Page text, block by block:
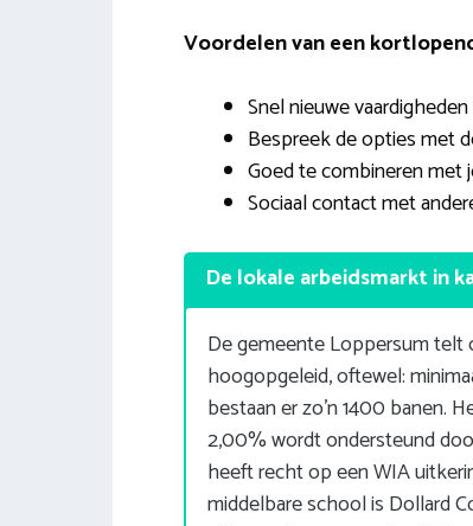
Voordelen van een
Snel nieuwe
Bespreek de opties met
Goed te combineren met
Sociaal contact met
De lokale arbeidsmarkt in
De gemeente Loppersum telt
hoogopgeleid, oftewel:
bestaan er zo’n 1400 banen.
2,00% wordt ondersteund
heeft recht op een WIA
middelbare school is Dollard